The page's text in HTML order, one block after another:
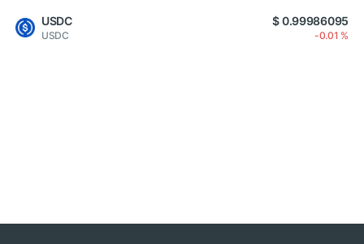
USDC
USDC
$ 0.99986095
-0.01 %